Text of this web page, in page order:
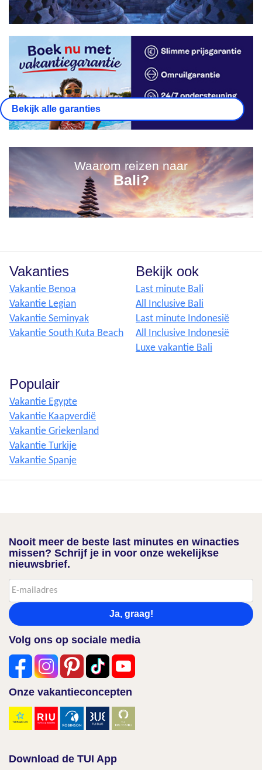
Bekijk alle garanties
Waarom reizen naar
Bali?
Vakanties
Vakantie Benoa
Vakantie Legian
Vakantie Seminyak
Vakantie South Kuta Beach
Bekijk ook
Last minute Bali
All Inclusive Bali
Last minute Indonesië
All Inclusive Indonesië
Luxe vakantie Bali
Populair
Vakantie Egypte
Vakantie Kaapverdië
Vakantie Griekenland
Vakantie Turkije
Vakantie Spanje
Nooit meer de beste last minutes en winacties
missen? Schrijf je in voor onze wekelijkse
nieuwsbrief.
Ja, graag!
Volg ons op sociale media
Onze vakantieconcepten
Download de TUI App